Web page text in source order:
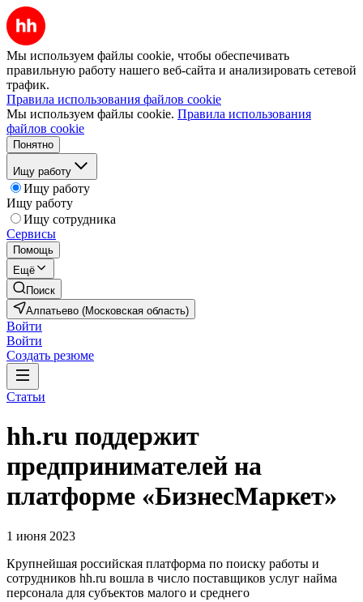
Мы используем файлы cookie, чтобы обеспечивать
правильную работу нашего веб-сайта и анализировать сетевой
трафик.
Правила использования файлов cookie
Мы используем файлы cookie. Правила использования
файлов cookie
Понятно
Ищу работу
Ищу работу
Ищу работу
Ищу сотрудника
Сервисы
Помощь
Ещё
Поиск
Алпатьево (Московская область)
Войти
Войти
Создать резюме
Статьи
hh.ru поддержит
предпринимателей на
платформе «БизнесМаркет»
1 июня 2023
Крупнейшая российская платформа по поиску работы и
сотрудников hh.ru вошла в число поставщиков услуг найма
персонала для субъектов малого и среднего